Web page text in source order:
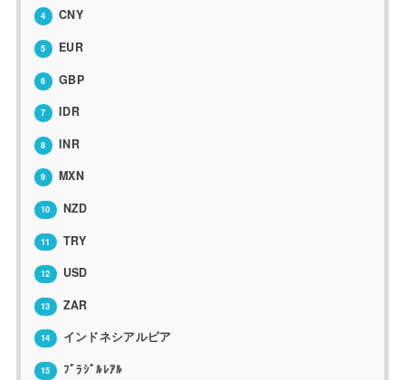
4 CNY
5 EUR
6 GBP
7 IDR
8 INR
9 MXN
10 NZD
11 TRY
12 USD
13 ZAR
14 インドネシアルピア
15 ﾌﾞﾗｼﾞﾙﾚｱﾙ